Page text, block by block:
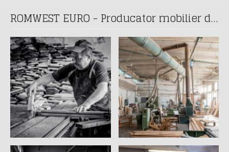
ROMWEST EURO - Producator mobilier din lemn masiv din anul 1993